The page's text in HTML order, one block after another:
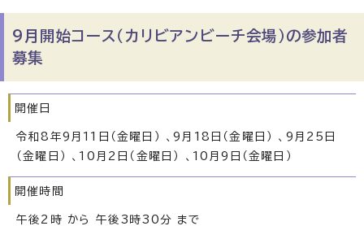
9月開始コース（カリビアンビーチ会場）の参加者
募集
開催日
令和8年9月11日（金曜日） 、9月18日（金曜日） 、9月25日
（金曜日） 、10月2日（金曜日） 、10月9日（金曜日）
開催時間
午後2時 から 午後3時30分 まで